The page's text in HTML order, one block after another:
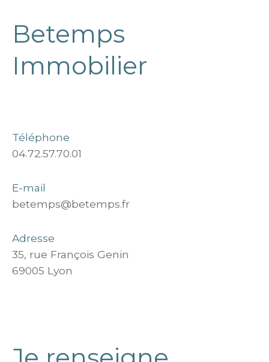
Betemps
Immobilier
Téléphone
04.72.57.70.01
E-mail
betemps@betemps.fr
Adresse
35, rue François Genin
69005 Lyon